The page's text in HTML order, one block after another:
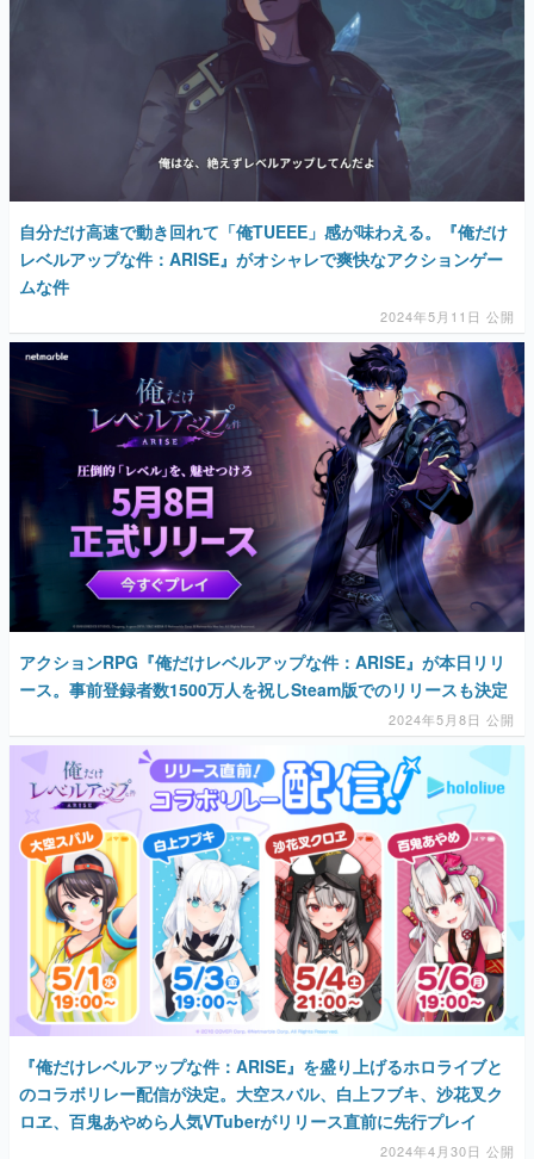
自分だけ高速で動き回れて「俺TUEEE」感が味わえる。『俺だけ
レベルアップな件：ARISE』がオシャレで爽快なアクションゲー
ムな件
2024年5月11日 公開
アクションRPG『俺だけレベルアップな件：ARISE』が本日リリ
ース。事前登録者数1500万人を祝しSteam版でのリリースも決定
2024年5月8日 公開
『俺だけレベルアップな件：ARISE』を盛り上げるホロライブと
のコラボリレー配信が決定。大空スバル、白上フブキ、沙花叉ク
ロヱ、百鬼あやめら人気VTuberがリリース直前に先行プレイ
2024年4月30日 公開